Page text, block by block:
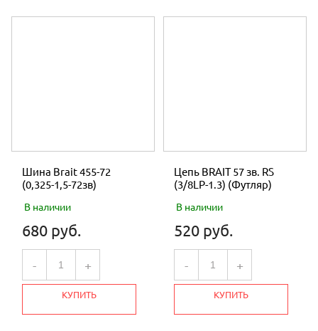
Шина Brait 455-72
(0,325-1,5-72зв)
В наличии
680 руб.
- +
КУПИТЬ
Цепь BRAIT 57 зв. RS
(3/8LP-1.3) (Футляр)
В наличии
520 руб.
- +
КУПИТЬ